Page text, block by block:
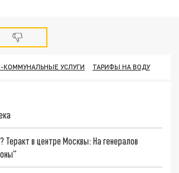
УСЛУГИ ТАРИФЫ НА ВОДУ
в центре Москвы: На генералов